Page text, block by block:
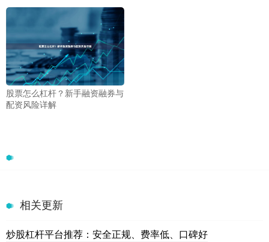
股票怎么杠杆？新手融资融券与
配资风险详解
相关更新
炒股杠杆平台推荐：安全正规、费率低、口碑好